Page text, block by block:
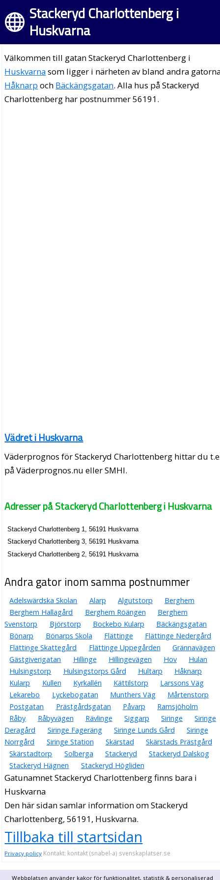
Webbplatsen använder kakor för funktionalitet, statistik & personaliserad
Stackeryd Charlottenberg i
Huskvarna
Välkommen till gatan Stackeryd Charlottenberg i
Huskvarnasom ligger i närheten av bland andra
Håknarp och Bäckängsgatan. Alla hus på Stackeryd
Charlottenberg har postnummer 56191.
Vädret i Huskvarna
Väderprognos för Stackeryd Charlottenberg hittar du
på Väderprognos.nu eller SMHI.
Adresser på Stackeryd Charlottenberg i Huskvarna
Stackeryd Charlottenberg 1, 56191 Huskvarna
Stackeryd Charlottenberg 3, 56191 Huskvarna
Stackeryd Charlottenberg 2, 56191 Huskvarna
Andra gator inom samma postnummer
Adelswärdska Skolan Alarp Algutstorp
Berghem
Berghem Hallagård
Berghem Röängen
Berghem
Svenstorp
Björstorp Bockebo Kularp
Bäckängsgatan
Bönarp
Bönarps Skola Flättinge
Flättinge Nedergård
Flättinge Skattegård
Flättinge Uppegården
Grännavägen
Gästgiverigatan
Hillinge Hillingevägen Hov
Hulan
Hulsingstorp
Hulsingstorps Gård Hultarp
Håknarp
Kularp
Kullen Kyrkallén Kättilstorp
Larssons Väg
Lekarebo
Lyckebogatan Munthers Väg
Mårtenstorp
Postgatan
Prästgårdsgatan Påvarp
Ramsjöholm
Råby
Råbyvägen Rävlinge Siggarp Siringe
Siringe
Deragård
Siringe Fageräng Siringe Lunds Gård
Siringe
Norrgård
Siringe Station Skärstad
Skärstads Prästgård
Skärstadtorp
Solberga Stackeryd
Stackeryd Dalskog
Stackeryd Hägnen
Stackeryd Högliden
Gatunamnet Stackeryd Charlottenberg finns bara i
Huskvarna
Den här sidan samlar information om Stackeryd
Charlottenberg, 56191, Huskvarna.
Tillbaka till startsidan
Privacy policy Kontakt: kontakt (snabel-a) svenskaplatser.se